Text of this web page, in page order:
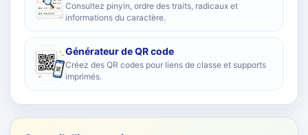
Consultez pinyin, ordre des traits, radicaux et
informations du caractère.
Générateur de QR code
Créez des QR codes pour liens de classe et supports
imprimés.